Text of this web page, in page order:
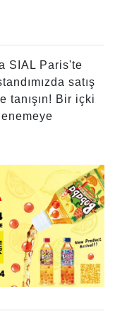
SIAL Paris'te
satış
tanışın! Bir içki